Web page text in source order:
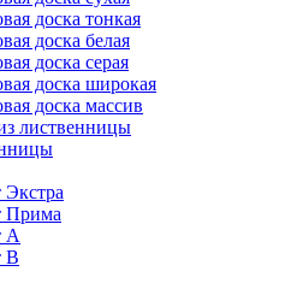
доска тонкая
доска белая
доска серая
доска широкая
доска массив
лиственницы
Экстра
Прима
А
B